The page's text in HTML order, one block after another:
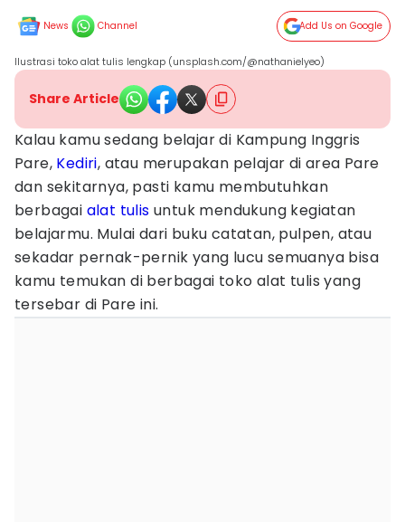
News Channel Add Us on Google
Ilustrasi toko alat tulis lengkap (unsplash.com/@nathanielyeo)
Share Article
Kalau kamu sedang belajar di Kampung Inggris
Pare, Kediri, atau merupakan pelajar di area Pare
dan sekitarnya, pasti kamu membutuhkan
berbagai alat tulis untuk mendukung kegiatan
belajarmu. Mulai dari buku catatan, pulpen, atau
sekadar pernak-pernik yang lucu semuanya bisa
kamu temukan di berbagai toko alat tulis yang
tersebar di Pare ini.